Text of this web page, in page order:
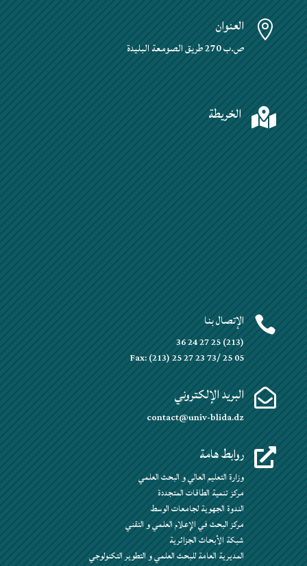
 العنوان
ص.ب 270 طريق الصومعة البليدة
 الخريطة
 الإتصال بنا
(213) 25 27 24 36
Fax: (213) 25 27 23 73/ 25 05
 البريد الإلكتروني
contact@univ-blida.dz
 روابط هامة
وزارة التعليم العالي و البحث العلمي
مركز تنمية الطاقات المتجددة
الندوة الجهوية لجامعات الوسط
مركز البحث في الإعلام العلمي و التقني
شبكة الأبحاث الجزائرية
المديرية العامة للبحث العلمي و التطوير التكنولوجي